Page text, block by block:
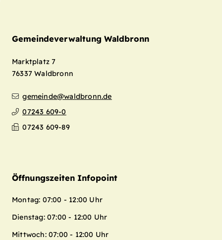
Gemeindeverwaltung Waldbronn
Marktplatz 7
76337 Waldbronn
gemeinde@waldbronn.de
07243 609-0
07243 609-89
Öffnungszeiten Infopoint
Montag: 07:00 - 12:00 Uhr
Dienstag: 07:00 - 12:00 Uhr
Mittwoch: 07:00 - 12:00 Uhr